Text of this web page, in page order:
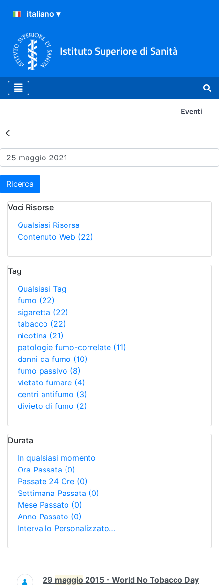
Istituto Superiore di Sanità
Eventi
Risultati della Ricerca -
Ricerca
Voci Risorse
Qualsiasi Risorsa
Contenuto Web (22)
Tag
Qualsiasi Tag
fumo (22)
sigaretta (22)
tabacco (22)
nicotina (21)
patologie fumo-correlate (11)
danni da fumo (10)
fumo passivo (8)
vietato fumare (4)
centri antifumo (3)
divieto di fumo (2)
Durata
In qualsiasi momento
Ora Passata (0)
Passate 24 Ore (0)
Settimana Passata (0)
Mese Passato (0)
Anno Passato (0)
Intervallo Personalizzato…
Ricerca
29 maggio 2015 - World No Tobacco Day